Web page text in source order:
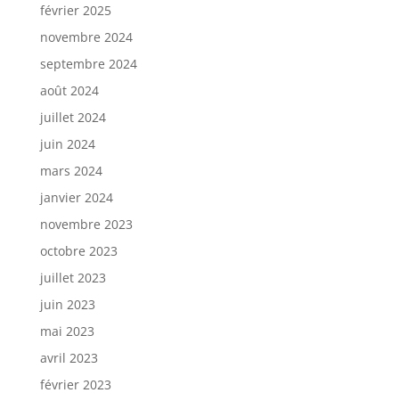
février 2025
novembre 2024
septembre 2024
août 2024
juillet 2024
juin 2024
mars 2024
janvier 2024
novembre 2023
octobre 2023
juillet 2023
juin 2023
mai 2023
avril 2023
février 2023